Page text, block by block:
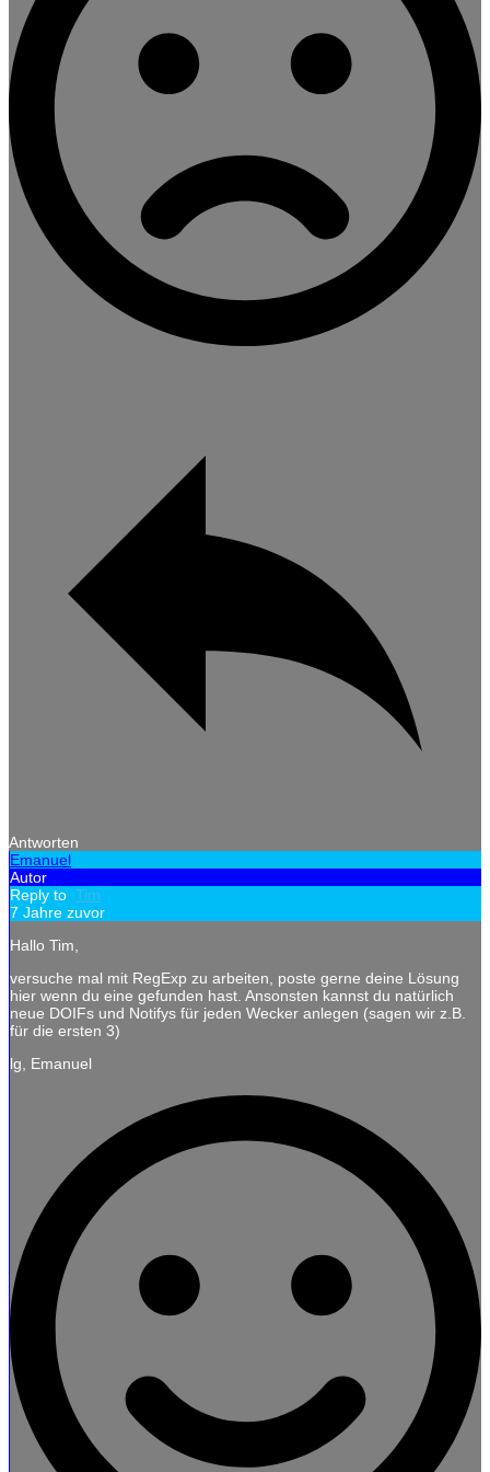
Antworten
Emanuel
Autor
Reply to Tim
7 Jahre zuvor
Hallo Tim,
versuche mal mit RegExp zu arbeiten, poste gerne deine Lösung
hier wenn du eine gefunden hast. Ansonsten kannst du natürlich
neue DOIFs und Notifys für jeden Wecker anlegen (sagen wir z.B.
für die ersten 3)
lg, Emanuel